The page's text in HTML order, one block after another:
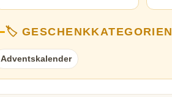
🏷️ GESCHENKKATEGORIEN
Adventskalender